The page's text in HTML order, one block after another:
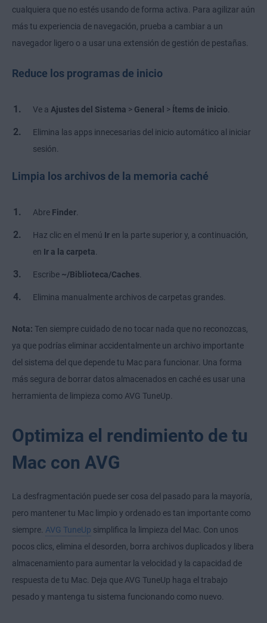
cualquiera que no estés usando de forma activa. Para agilizar aún
más tu experiencia de navegación, prueba a cambiar a un
navegador ligero o a usar una extensión de gestión de pestañas.
Reduce los programas de inicio
Ve a Ajustes del Sistema > General > Ítems de inicio
Elimina las apps innecesarias del inicio automático al iniciar
sesión.
Limpia los archivos de la memoria caché
Abre Finder
Haz clic en el menú Ir en la parte superior y, a continuación,
en Ir a la carpeta
Escribe ~/Biblioteca/Caches
Elimina manualmente archivos de carpetas grandes.
Nota: Ten siempre cuidado de no tocar nada que no reconozcas,
ya que podrías eliminar accidentalmente un archivo importante
del sistema del que depende tu Mac para funcionar. Una forma
más segura de borrar datos almacenados en caché es usar una
herramienta de limpieza como AVG TuneUp.
Optimiza el rendimiento de tu
Mac con AVG
La desfragmentación puede ser cosa del pasado para la mayoría,
pero mantener tu Mac limpio y ordenado es tan importante como
siempre. AVG TuneUp simplifica la limpieza del Mac. Con unos
pocos clics, elimina el desorden, borra archivos duplicados y libera
almacenamiento para aumentar la velocidad y la capacidad de
respuesta de tu Mac. Deja que AVG TuneUp haga el trabajo
pesado y mantenga tu sistema funcionando como nuevo.